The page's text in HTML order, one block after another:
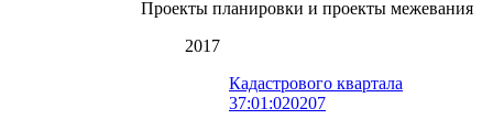
Проекты планировки и проекты межевания
2017
Кадастрового квартала
37:01:020207